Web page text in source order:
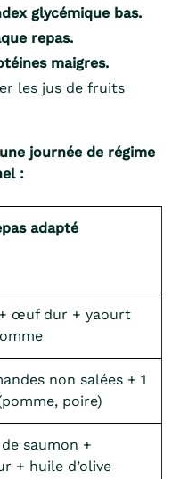
glycémique bas.
repas.
maigres.
les jus de fruits
journée de régime
:
adapté
œuf dur + yaourt
non salées + 1
poire)
saumon +
+ huile d’olive